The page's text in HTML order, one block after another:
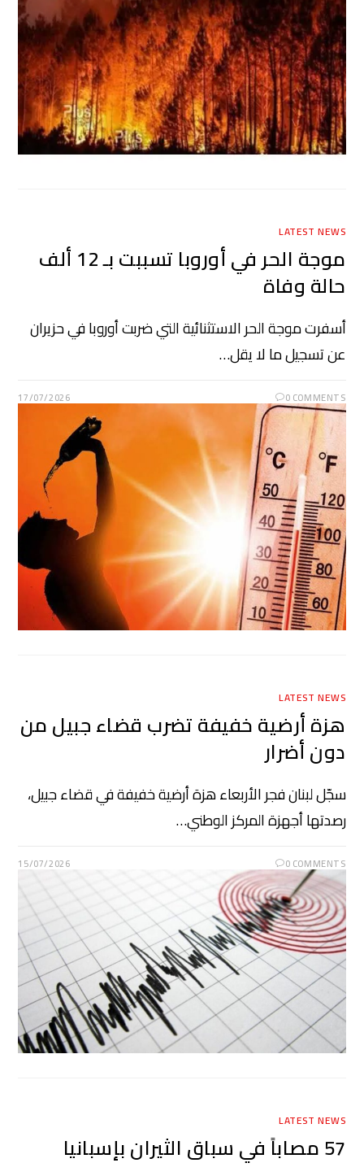
LATEST NEWS
موجة الحر في أوروبا تسببت بـ 12 ألف
حالة وفاة
أسفرت موجة الحر الاستثنائية التي ضربت أوروبا في حزيران
عن تسجيل ما لا يقل…
0 COMMENTS
17/07/2026
LATEST NEWS
هزة أرضية خفيفة تضرب قضاء جبيل من
دون أضرار
سجّل لبنان فجر الأربعاء هزة أرضية خفيفة في قضاء جبيل،
رصدتها أجهزة المركز الوطني…
0 COMMENTS
15/07/2026
LATEST NEWS
57 مصاباً في سباق الثيران بإسبانيا